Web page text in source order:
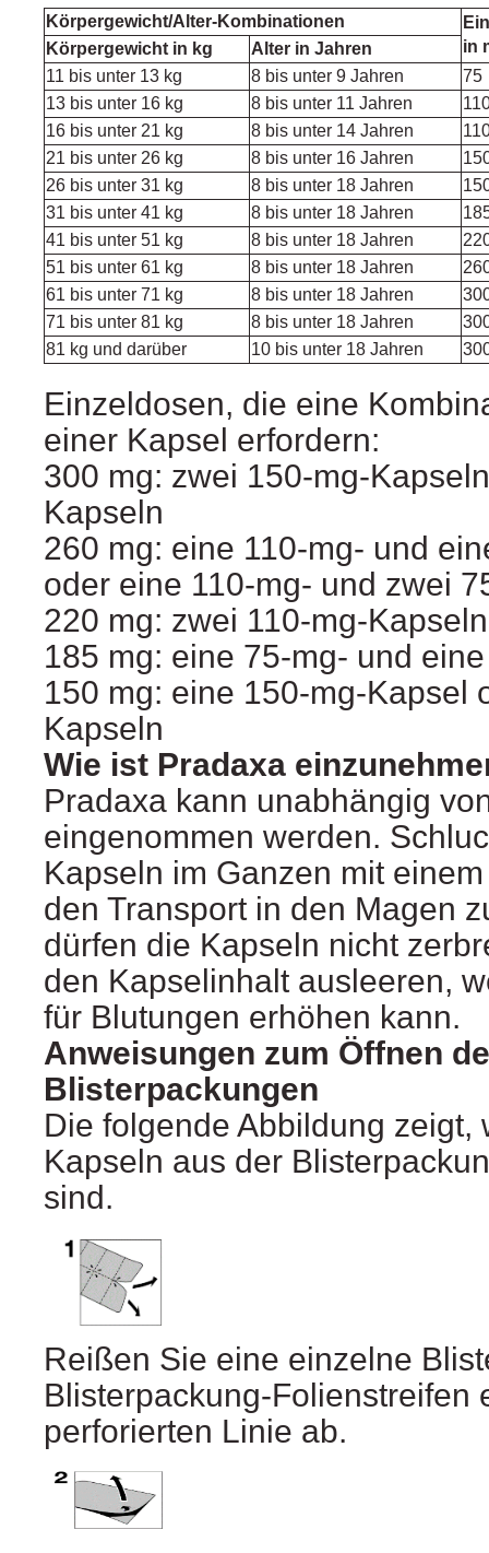
Körpergewicht/Alter-Kombinationen
in
Körpergewicht in kg
Alter in Jahren
11 bis unter 13 kg
8 bis unter 9 Jahren
75
13 bis unter 16 kg
8 bis unter 11 Jahren
16 bis unter 21 kg
8 bis unter 14 Jahren
21 bis unter 26 kg
8 bis unter 16 Jahren
26 bis unter 31 kg
8 bis unter 18 Jahren
31 bis unter 41 kg
8 bis unter 18 Jahren
41 bis unter 51 kg
8 bis unter 18 Jahren
51 bis unter 61 kg
8 bis unter 18 Jahren
61 bis unter 71 kg
8 bis unter 18 Jahren
71 bis unter 81 kg
8 bis unter 18 Jahren
81 kg und darüber
10 bis unter 18 Jahren
Einzeldosen, die eine
einer Kapsel erfordern:
300 mg: zwei 150‑mg-
Kapseln
260 mg: eine 110‑mg- und
oder eine 110‑mg- und zwei
220 mg: zwei 110‑mg-Kapseln
185 mg: eine 75‑mg- und
150 mg: eine 150‑mg-Kapsel
Kapseln
Wie ist Pradaxa
Pradaxa kann unabhängig
eingenommen werden.
Kapseln im Ganzen mit
den Transport in den Magen
dürfen die Kapseln nicht
den Kapselinhalt ausleeren,
für Blutungen erhöhen kann.
Anweisungen zum Öffnen
Blisterpackungen
Die folgende Abbildung zeigt,
Kapseln aus der
sind.
Reißen Sie eine einzelne
Blisterpackung-Folienstreifen
perforierten Linie ab.